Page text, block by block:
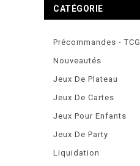
CATÉGORIE
Précommandes - TCG
Nouveautés
Jeux De Plateau
Jeux De Cartes
Jeux Pour Enfants
Jeux De Party
Liquidation